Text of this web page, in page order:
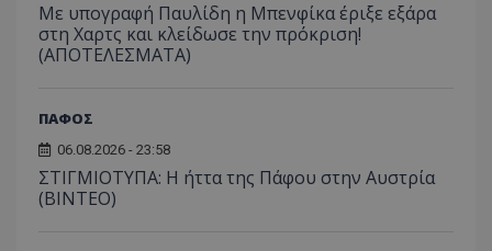
Με υπογραφή Παυλίδη η Μπενφίκα έριξε εξάρα
στη Χαρτς και κλείδωσε την πρόκριση!
(ΑΠΟΤΕΛΕΣΜΑΤΑ)
ΠΑΦΟΣ
06.08.2026 - 23:58
ΣΤΙΓΜΙΟΤΥΠΑ: Η ήττα της Πάφου στην Αυστρία
(ΒΙΝΤΕΟ)